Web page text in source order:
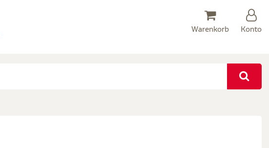
Warenkorb Konto